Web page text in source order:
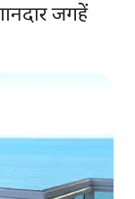
जगहें